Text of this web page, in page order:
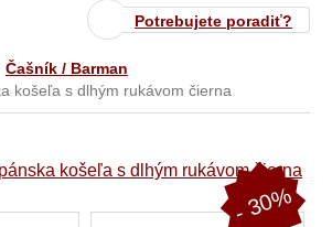
Potrebujete poradiť?
Čašník / Barman
košeľa s dlhým rukávom čierna
- 30%